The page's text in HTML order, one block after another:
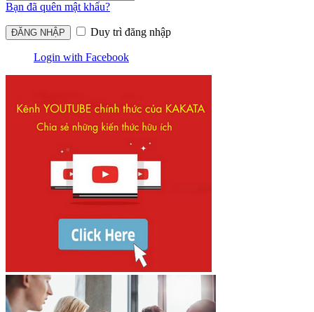
Bạn đã quên mật khẩu?
Duy trì đăng nhập
Login with Facebook